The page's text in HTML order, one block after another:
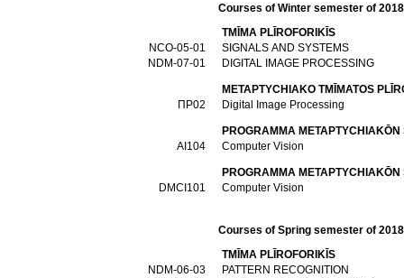
Courses of Winter semester of
TMĪMA PLĪROFORIKĪS
NCO-05-01
SIGNALS AND SYSTEMS
NDM-07-01
DIGITAL IMAGE PROCESSING
METAPTYCΗIAKO TMĪMATOS
ΠΡ02
Digital Image Processing
PROGRAMMA
AI104
Computer Vision
PROGRAMMA
DMCI101
Computer Vision
Courses of Spring semester of
TMĪMA PLĪROFORIKĪS
NDM-06-03
PATTERN RECOGNITION